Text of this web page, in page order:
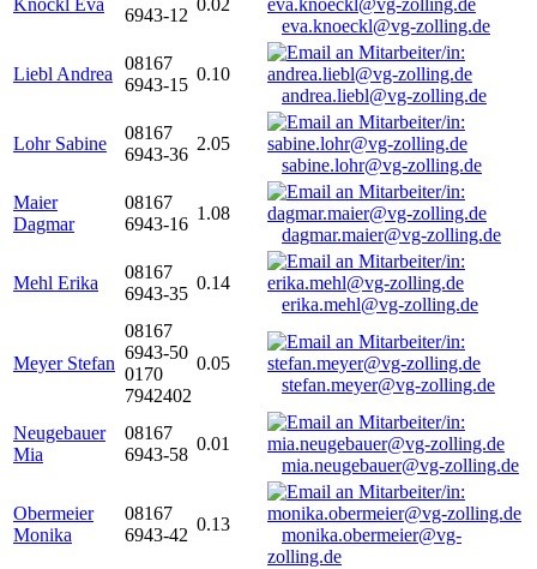
Knöckl Eva
6943-12
0.02
eva.knoeckl@vg-zolling.de
Liebl Andrea
08167
6943-15
0.10
andrea.liebl@vg-zolling.de
Lohr Sabine
08167
6943-36
2.05
sabine.lohr@vg-zolling.de
Maier
Dagmar
08167
6943-16
1.08
dagmar.maier@vg-zolling.de
Mehl Erika
08167
6943-35
0.14
erika.mehl@vg-zolling.de
Meyer Stefan
08167
6943-50
0170
7942402
0.05
stefan.meyer@vg-zolling.de
Neugebauer
Mia
08167
6943-58
0.01
mia.neugebauer@vg-zolling.de
Obermeier
Monika
08167
6943-42
0.13
monika.obermeier@vg-
zolling.de